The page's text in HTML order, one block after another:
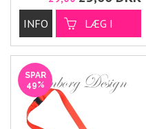
SPAR
49%